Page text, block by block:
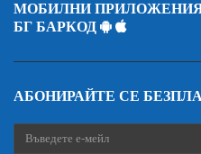
МОБИЛНИ
БГ БАРКОД
АБОНИРАЙТЕ СЕ